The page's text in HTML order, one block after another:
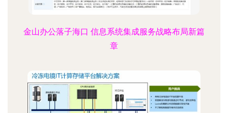
金山办公落子海口 信息系统集成服务战略布局新篇
章